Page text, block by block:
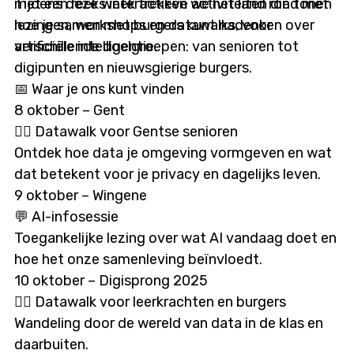
naar andere medische domeinen. ExplainMed kijkt
nu vooruit Het amai!-traject is afgerond, maar de
ambities stoppen niet. ExplainMed is klaar om de
stap naar de praktijk te zetten en zoekt:
• pilootprojecten in de cardiologische zorg, en
• integratiepartners zoals EPD-leveranciers en
zorgplatformen. Met dezelfde taalintelligentie
kan ExplainMed ook worden ingezet voor
chatbots, data-extractie, spraak-naar-tekst en
andere toepassingen in zorgsoftware. amai! is
trots op wat ExplainMed gerealiseerd heeft en
bedankt het volledige consortium — NextGenics,
KdG Hogeschool, UGent en Forcit — voor hun
warme samenwerking en toewijding om medische
communicatie écht toegankelijker te maken voor
iedereen.
met een reeks interactieve activiteiten die tonen
hoe je samen met burgers kunt nadenken over
artificiële intelligentie.
Tijdens deze week trekken we het land rond met
lezingen, workshops en datawalks, voor
verschillende doelgroepen: van senioren tot
digipunten en nieuwsgierige burgers.
📅 Waar je ons kunt vinden
8 oktober – Gent
🏃‍♂️ Datawalk voor Gentse senioren
Ontdek hoe data je omgeving vormgeven en wat
dat betekent voor je privacy en dagelijks leven.
9 oktober – Wingene
💬 AI-infosessie
Toegankelijke lezing over wat AI vandaag doet en
hoe het onze samenleving beïnvloedt.
10 oktober – Digisprong 2025
🚶‍♀️ Datawalk voor leerkrachten en burgers
Wandeling door de wereld van data in de klas en
daarbuiten.